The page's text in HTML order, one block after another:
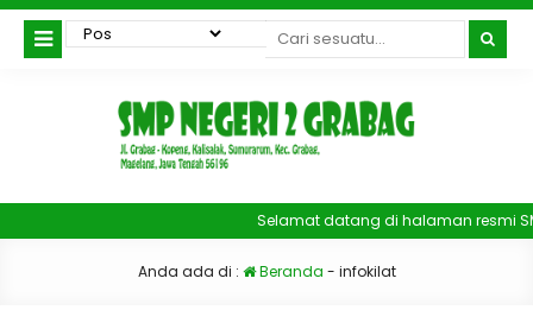
Selamat datang di halaman resmi
Anda ada di : Beranda - infokilat